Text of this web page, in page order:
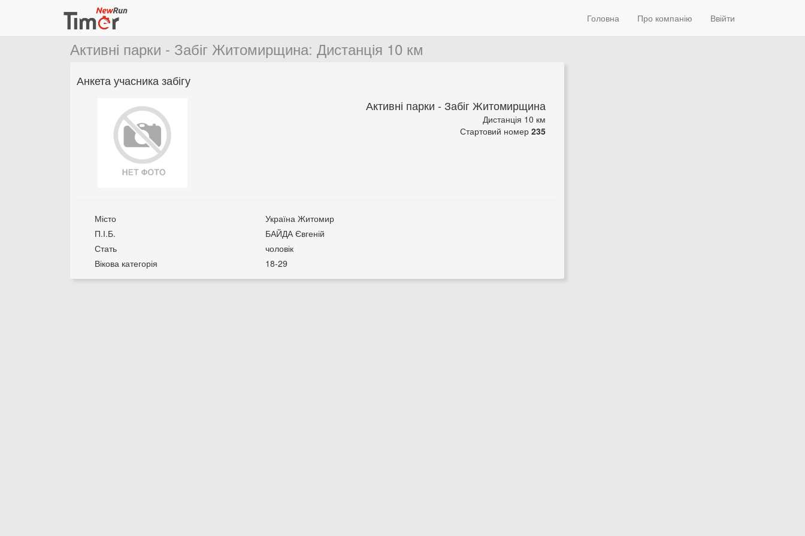
Головна Про компанію Ввійти
Активні парки - Забіг Житомирщина: Дистанція 10 км
Анкета учасника забігу
Активні парки - Забіг Житомирщина
Дистанція 10 км
Стартовий номер 235
Місто
Україна Житомир
П.І.Б.
БАЙДА Євгеній
Стать
чоловік
Вікова категорія
18-29